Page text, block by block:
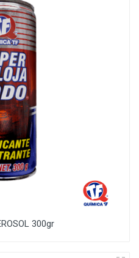
300gr